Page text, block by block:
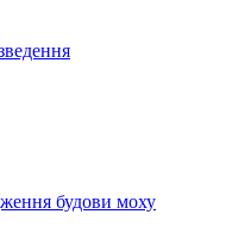
будови моху